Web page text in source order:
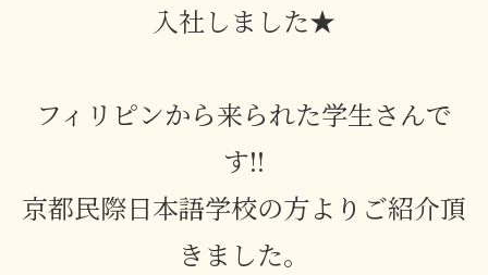
入社しました★
フィリピンから来られた学生さんで
す!!
京都民際日本語学校の方よりご紹介頂
きました。